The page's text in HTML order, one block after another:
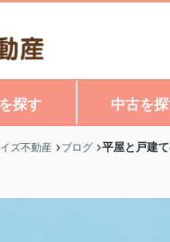
探す 中古を
ズ不動産 ブログ 平屋と戸建